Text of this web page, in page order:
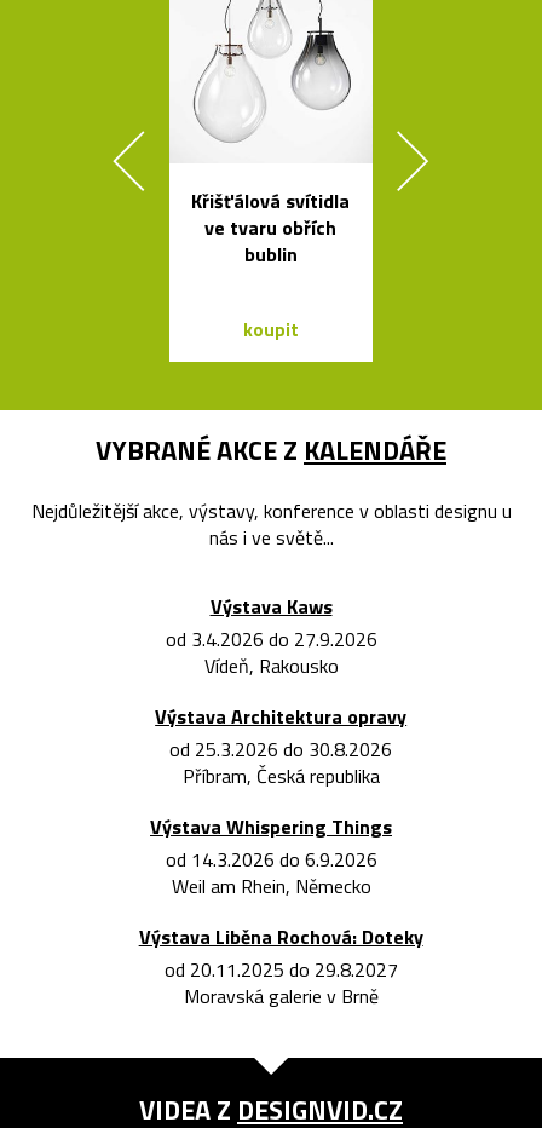
Křišťálová svítidla
ve tvaru obřích
bublin
koupit
VYBRANÉ AKCE Z KALENDÁŘE
Nejdůležitější akce, výstavy, konference v oblasti designu u
nás i ve světě...
Výstava Kaws
od 3.4.2026 do 27.9.2026
Vídeň, Rakousko
Výstava Architektura opravy
od 25.3.2026 do 30.8.2026
Příbram, Česká republika
Výstava Whispering Things
od 14.3.2026 do 6.9.2026
Weil am Rhein, Německo
Výstava Liběna Rochová: Doteky
od 20.11.2025 do 29.8.2027
Moravská galerie v Brně
VIDEA Z DESIGNVID.CZ